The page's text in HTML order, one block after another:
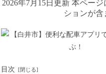
2026年7月15日更新 本ペー
ションが
目次